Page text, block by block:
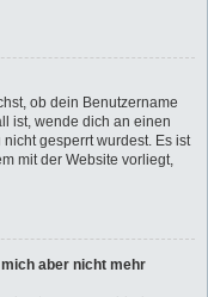
ob dein Benutzername
ist, wende dich an einen
gesperrt wurdest. Es ist
mit der Website vorliegt,
aber nicht mehr